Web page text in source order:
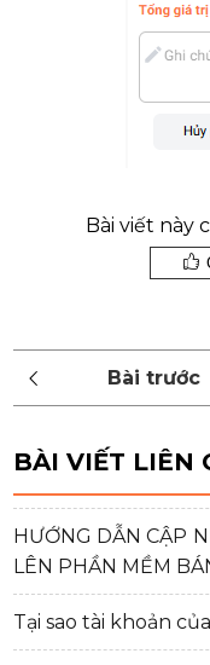
Bài viết này
BÀI VIẾT LIÊN
HƯỚNG DẪN CẬP
LÊN PHẦN MỀM
Tại sao tài khoản